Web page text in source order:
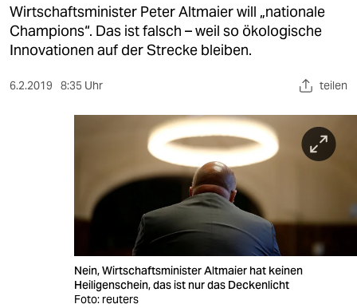
kultur
sport
berlin
Wirtschaftsminister Peter Altmaier will „nationale
Champions“. Das ist falsch – weil so ökologische
Innovationen auf der Strecke bleiben.
6.2.2019 8:35 Uhr teilen
Nein, Wirtschaftsminister Altmaier hat keinen
Heiligenschein, das ist nur das Deckenlicht
Foto: reuters